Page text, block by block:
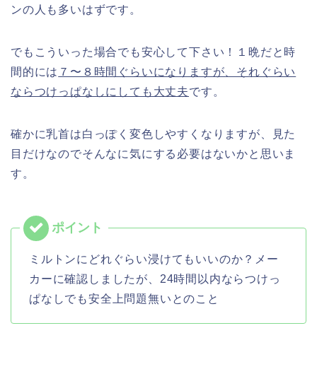
ンの人も多いはずです。
でもこういった場合でも安心して下さい！１晩だと時
間的には ７〜８時間ぐらいになりますが、それぐらい
ならつけっぱなしにしても大丈夫です。
確かに乳首は白っぽく変色しやすくなりますが、見た
目だけなのでそんなに気にする必要はないかと思いま
す。
ミルトンにどれぐらい浸けてもいいのか？メー
カーに確認しましたが、24時間以内ならつけっ
ぱなしでも安全上問題無いとのこと